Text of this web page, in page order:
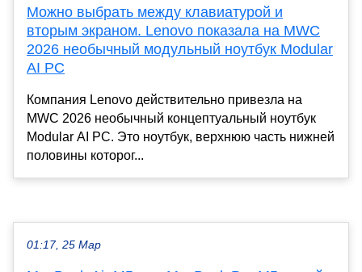
Можно выбрать между клавиатурой и
вторым экраном. Lenovo показала на MWC
2026 необычный модульный ноутбук Modular
AI PC
Компания Lenovo действительно привезла на
MWC 2026 необычный концептуальный ноутбук
Modular AI PC. Это ноутбук, верхнюю часть нижней
половины которог...
01:17, 25 Мар